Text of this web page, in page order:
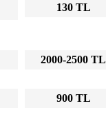
130 TL
2000-2500 TL
900 TL